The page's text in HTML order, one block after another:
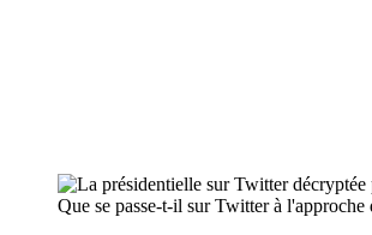
Que se passe-t-il sur Twitter à